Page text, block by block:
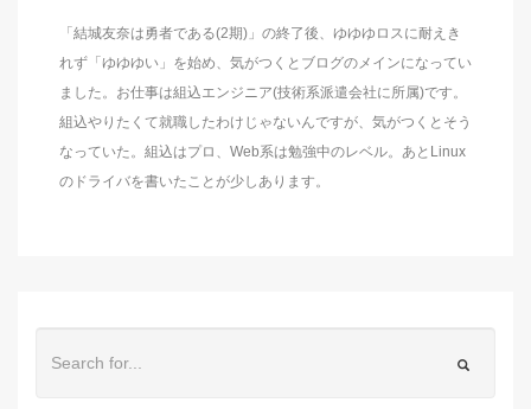
「結城友奈は勇者である(2期)」の終了後、ゆゆゆロスに耐えき
れず「ゆゆゆい」を始め、気がつくとブログのメインになってい
ました。お仕事は組込エンジニア(技術系派遣会社に所属)です。
組込やりたくて就職したわけじゃないんですが、気がつくとそう
なっていた。組込はプロ、Web系は勉強中のレベル。あとLinux
のドライバを書いたことが少しあります。